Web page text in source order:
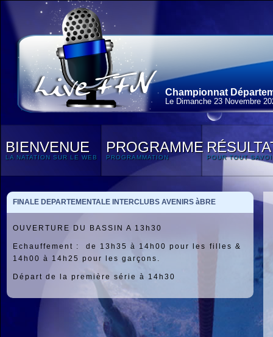
Championnat
Le Dimanche 23 Novembre
BIENVENUE
LA NATATION SUR LE WEB
PROGRAMME
PROGRAMMATION POUR TOUT
FINALE DEPARTEMENTALE INTERCLUBS AVENIRS àBRE
OUVERTURE DU BASSIN A 13h30
Echauffement : de 13h35 à 14h00 pour les filles &
14h00 à 14h25 pour les garçons.
Départ de la première série à 14h30